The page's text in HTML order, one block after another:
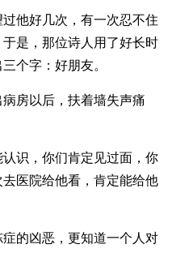
他好几次，有一次忍不住
是，那位诗人用了好长时
个字：好朋友。
房以后，扶着墙失声痛
识，你们肯定见过面，你
医院给他看，肯定能给他
的凶恶，更知道一个人对